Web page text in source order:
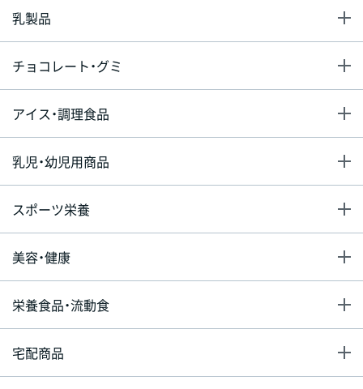
乳製品
チョコレート・グミ
アイス・調理食品
乳児・幼児用商品
スポーツ栄養
美容・健康
栄養食品・流動食
宅配商品